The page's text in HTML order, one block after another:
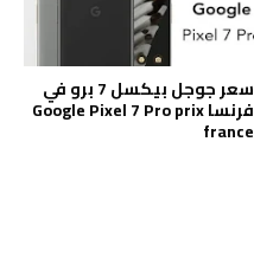
سعر جوجل بيكسل 7 برو في
فرنسا Google Pixel 7 Pro prix
france